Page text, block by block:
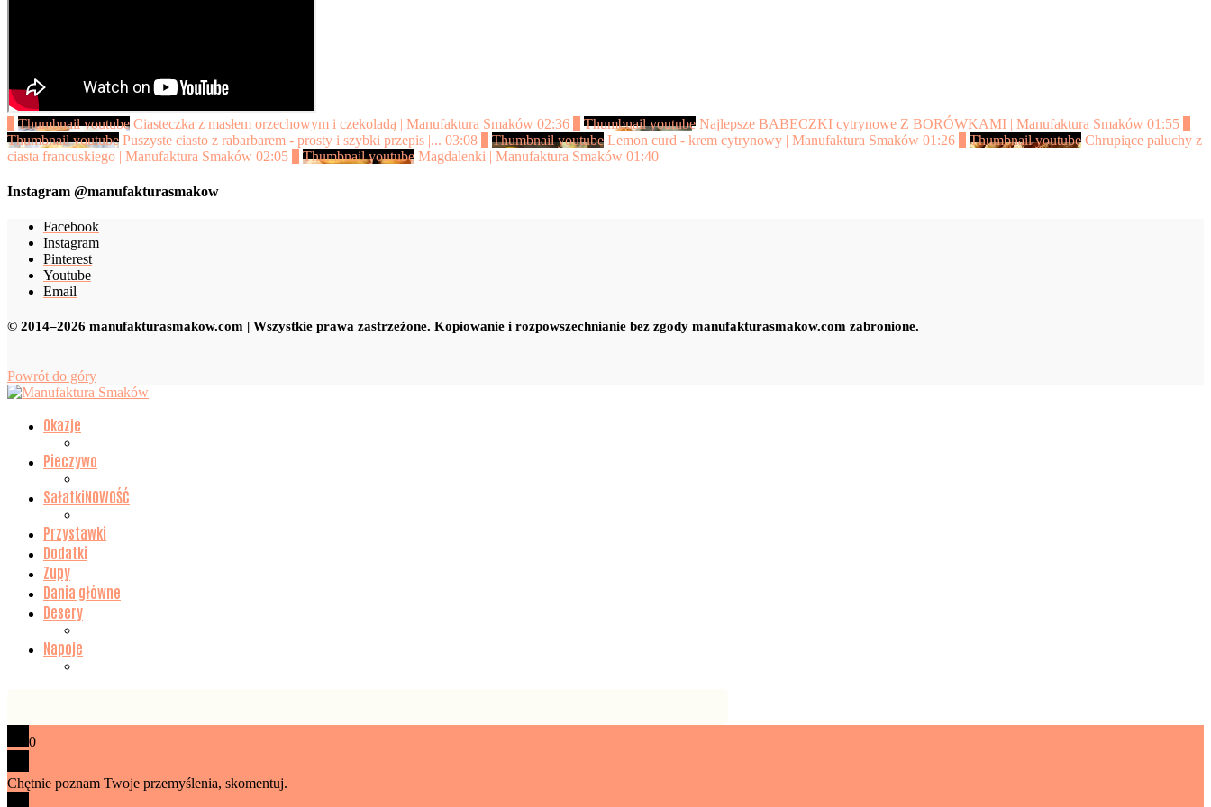
Thumbnail youtube Ciasteczka z masłem orzechowym i czekoladą | Manufaktura Smaków 02:36 Thumbnail youtube Najlepsze BABECZKI cytrynowe Z BORÓWKAMI | Manufaktura Smaków 01:55
Thumbnail youtube Puszyste ciasto z rabarbarem - prosty i szybki przepis |... 03:08 Thumbnail youtube Lemon curd - krem cytrynowy | Manufaktura Smaków 01:26 Thumbnail youtube Chrupiące paluchy z
ciasta francuskiego | Manufaktura Smaków 02:05 Thumbnail youtube Magdalenki | Manufaktura Smaków 01:40
Instagram @manufakturasmakow
Facebook
Instagram
Pinterest
Youtube
Email
© 2014–2026 manufakturasmakow.com | Wszystkie prawa zastrzeżone. Kopiowanie i rozpowszechnianie bez zgody manufakturasmakow.com zabronione.
Powrót do góry
Okazje
Pieczywo
SałatkiNOWOŚĆ
Przystawki
Dodatki
Zupy
Dania główne
Desery
Napoje
0
Chętnie poznam Twoje przemyślenia, skomentuj.